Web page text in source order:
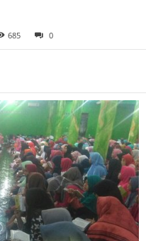
685 0